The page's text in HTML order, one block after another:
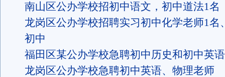
南山区公办学校招初中语文，初中道法1名
龙岗区公办学校招聘实习初中化学老师1名
初中
福田区某公办学校急聘初中历史和初中英
龙岗区公办学校急聘初中英语、物理老师